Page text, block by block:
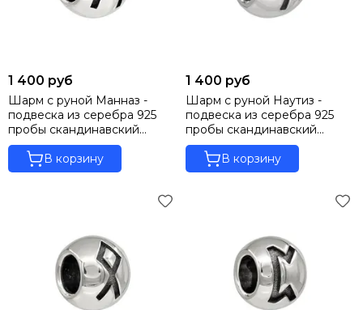
1 400 руб
Шарм с руной Манназ -
подвеска из серебра 925
пробы скандинавский
оберег
В корзину
1 400 руб
Шарм с руной Наутиз -
подвеска из серебра 925
пробы скандинавский
оберег
В корзину